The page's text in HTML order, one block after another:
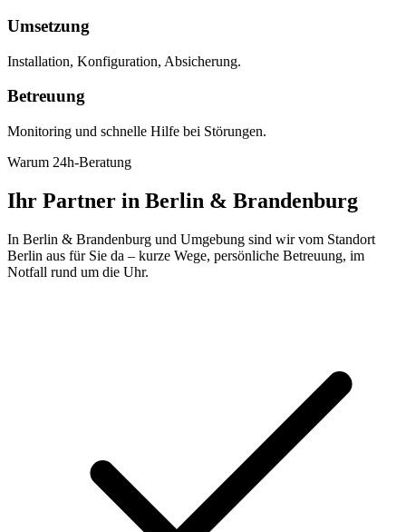
Umsetzung
Installation, Konfiguration, Absicherung.
Betreuung
Monitoring und schnelle Hilfe bei Störungen.
Warum 24h-Beratung
Ihr Partner in Berlin & Brandenburg
In Berlin & Brandenburg und Umgebung sind wir vom Standort
Berlin aus für Sie da – kurze Wege, persönliche Betreuung, im
Notfall rund um die Uhr.